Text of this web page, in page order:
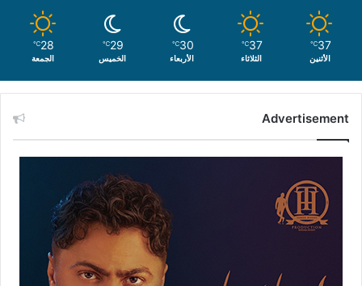
37
℃
الأثنين
37
℃
الثلاثاء
30
℃
الأربعاء
29
℃
الخميس
28
℃
الجمعة
Advertisement